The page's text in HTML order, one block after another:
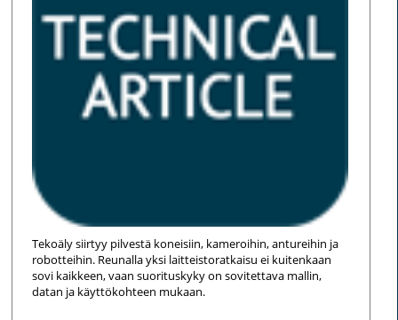
Tekoäly siirtyy pilvestä koneisiin, kameroihin, antureihin ja
robotteihin. Reunalla yksi laitteistoratkaisu ei kuitenkaan
sovi kaikkeen, vaan suorituskyky on sovitettava mallin,
datan ja käyttökohteen mukaan.